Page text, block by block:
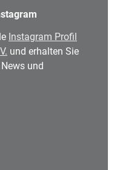
Instagram Profil
und erhalten Sie
und